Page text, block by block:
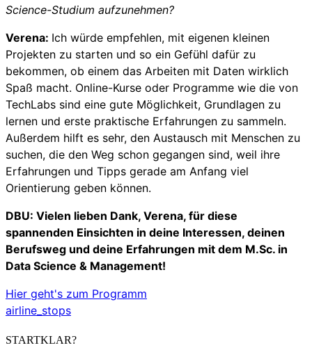
Science-Studium aufzunehmen?
Verena: Ich würde empfehlen, mit eigenen kleinen
Projekten zu starten und so ein Gefühl dafür zu
bekommen, ob einem das Arbeiten mit Daten wirklich
Spaß macht. Online-Kurse oder Programme wie die von
TechLabs sind eine gute Möglichkeit, Grundlagen zu
lernen und erste praktische Erfahrungen zu sammeln.
Außerdem hilft es sehr, den Austausch mit Menschen zu
suchen, die den Weg schon gegangen sind, weil ihre
Erfahrungen und Tipps gerade am Anfang viel
Orientierung geben können.
DBU: Vielen lieben Dank, Verena, für diese
spannenden Einsichten in deine Interessen, deinen
Berufsweg und deine Erfahrungen mit dem M.Sc. in
Data Science & Management!
Hier geht's zum Programm
airline_stops
STARTKLAR?